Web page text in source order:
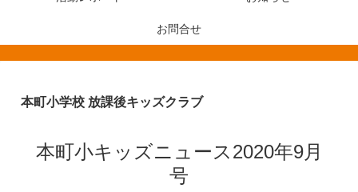
お問合せ
本町小学校 放課後キッズクラブ
本町小キッズニュース2020年9月
号